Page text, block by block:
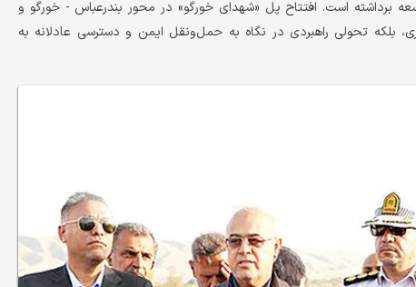
برداشته است. افتتاح پل «شهدای خورگو» در محور بندرعباس - خورگو و
بلکه تحولی راهبردی در نگاه به حمل‌ونقل ایمن و دسترسی عادلانه به